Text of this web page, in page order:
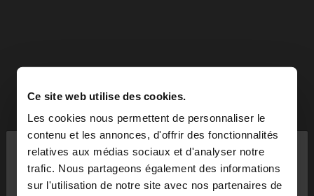
Ce site web utilise des cookies.
Les cookies nous permettent de personnaliser le
contenu et les annonces, d'offrir des fonctionnalités
relatives aux médias sociaux et d'analyser notre
trafic. Nous partageons également des informations
sur l'utilisation de notre site avec nos partenaires de
bonjour ×
Vous accédez au site depuis Tunisia. Voulez-vous